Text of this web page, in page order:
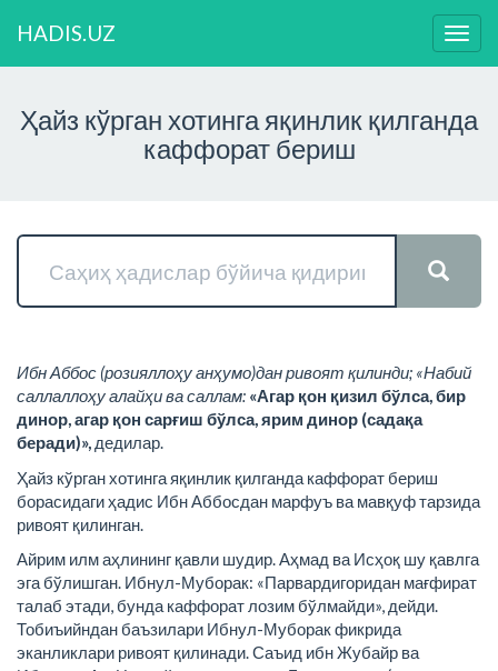
HADIS.UZ
Ҳайз кўрган хотинга яқинлик қилганда
каффорат бериш
Ибн Аббос (розияллоҳу анҳумо)дан ривоят қилинди; «Набий
саллаллоҳу алайҳи ва саллам: «Агар қон қизил бўлса, бир
динор, агар қон сарғиш бўлса, ярим динор (садақа
беради)», дедилар.
Ҳайз кўрган хотинга яқинлик қилганда каффорат бериш
борасидаги ҳадис Ибн Аббосдан марфуъ ва мавқуф тарзида
ривоят қилинган.
Айрим илм аҳлининг қавли шудир. Аҳмад ва Исҳоқ шу қавлга
эга бўлишган. Ибнул-Муборак: «Парвардигоридан мағфират
талаб этади, бунда каффорат лозим бўлмайди», дейди.
Тобиъийндан баъзилари Ибнул-Муборак фикрида
эканликлари ривоят қилинади. Саъид ибн Жубайр ва